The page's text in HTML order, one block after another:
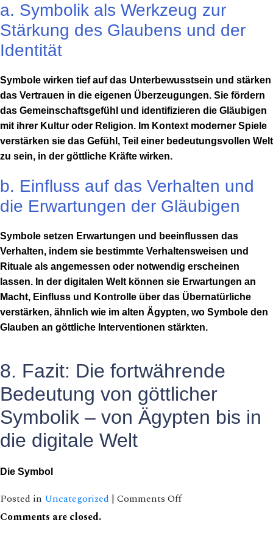
a. Symbolik als Werkzeug zur
Stärkung des Glaubens und der
Identität
Symbole wirken tief auf das Unterbewusstsein und stärken
das Vertrauen in die eigenen Überzeugungen. Sie fördern
das Gemeinschaftsgefühl und identifizieren die Gläubigen
mit ihrer Kultur oder Religion. Im Kontext moderner Spiele
verstärken sie das Gefühl, Teil einer bedeutungsvollen Welt
zu sein, in der göttliche Kräfte wirken.
b. Einfluss auf das Verhalten und
die Erwartungen der Gläubigen
Symbole setzen Erwartungen und beeinflussen das
Verhalten, indem sie bestimmte Verhaltensweisen und
Rituale als angemessen oder notwendig erscheinen
lassen. In der digitalen Welt können sie Erwartungen an
Macht, Einfluss und Kontrolle über das Übernatürliche
verstärken, ähnlich wie im alten Ägypten, wo Symbole den
Glauben an göttliche Interventionen stärkten.
8. Fazit: Die fortwährende
Bedeutung von göttlicher
Symbolik – von Ägypten bis in
die digitale Welt
Die Symbol
Posted in Uncategorized | Comments Offon
Comments are closed.